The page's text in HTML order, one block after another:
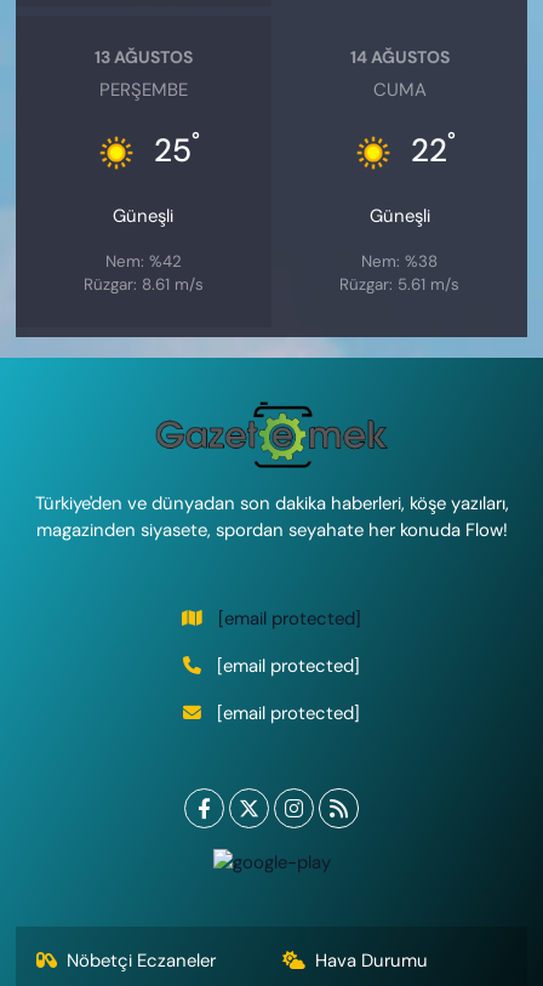
13 AĞUSTOS
PERŞEMBE
25°
Güneşli
Nem: %42
Rüzgar: 8.61 m/s
14 AĞUSTOS
CUMA
22°
Güneşli
Nem: %38
Rüzgar: 5.61 m/s
Türkiye'den ve dünyadan son dakika haberleri, köşe yazıları,
magazinden siyasete, spordan seyahate her konuda Flow!
[email protected]
[email protected]
[email protected]
Nöbetçi Eczaneler Hava Durumu